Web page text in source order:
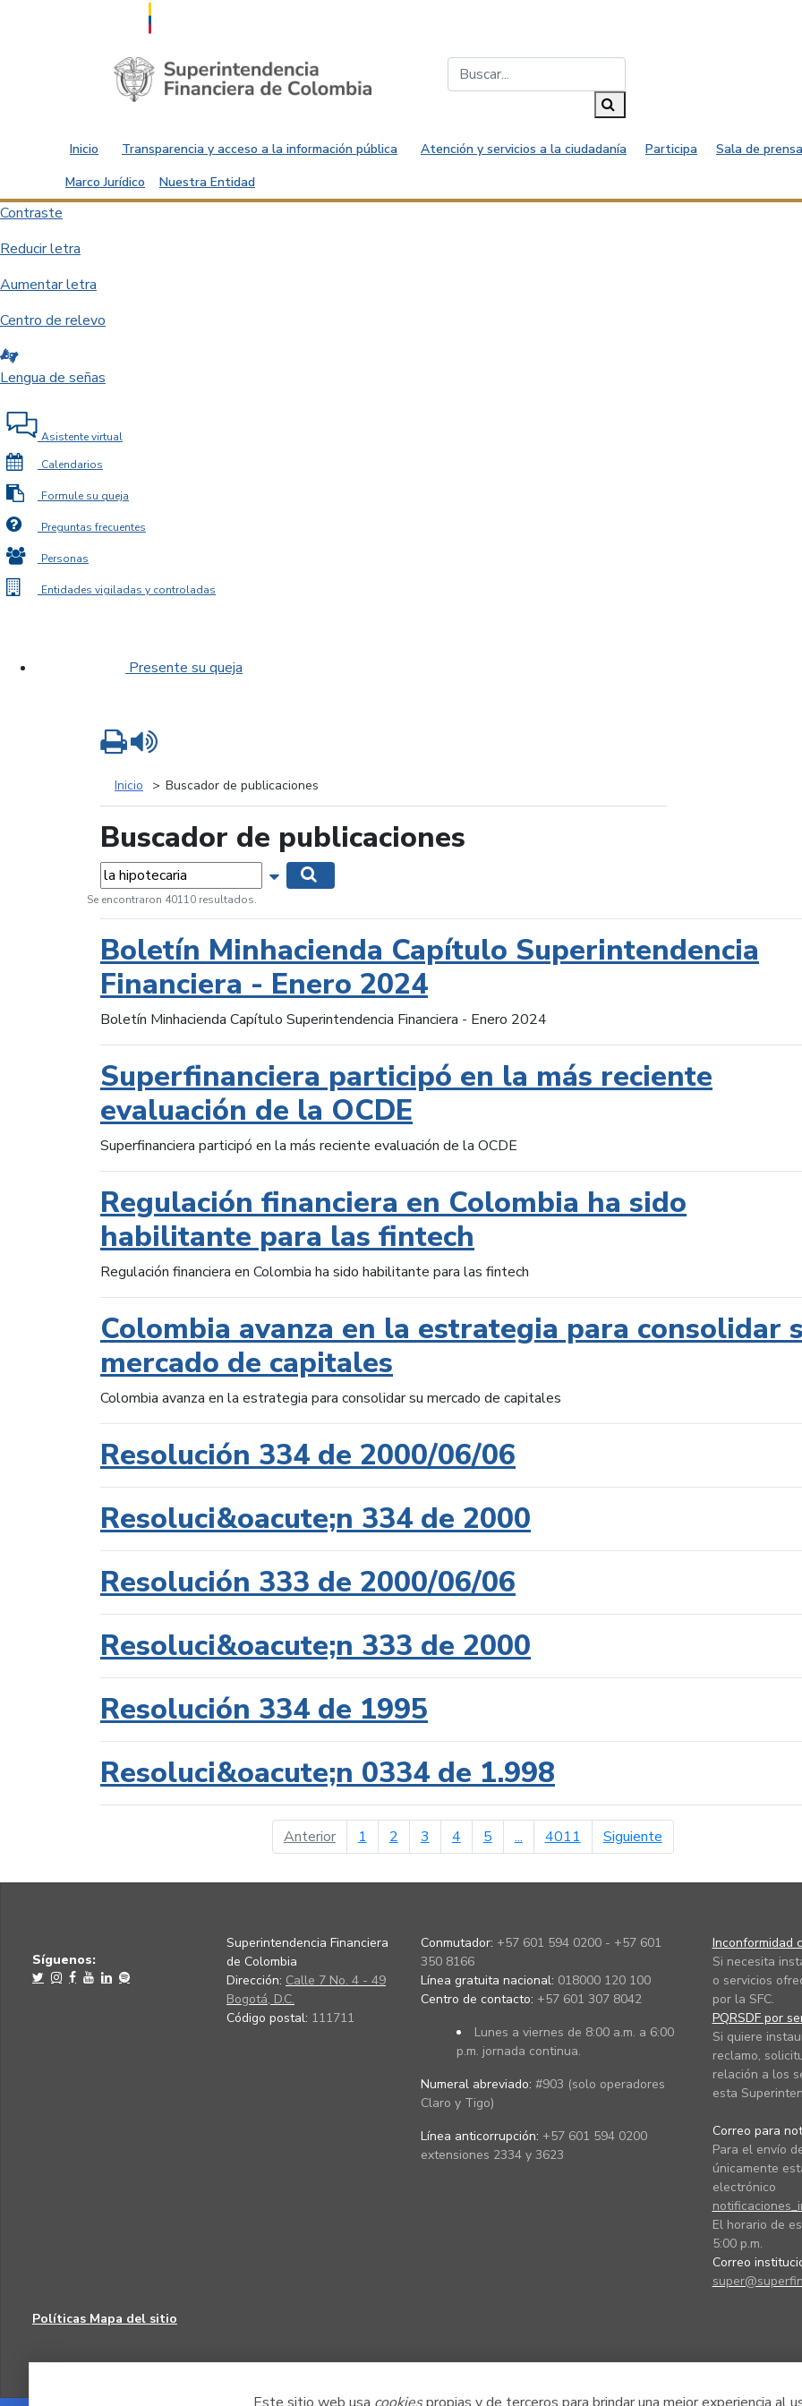
Saltar al contenido principal
Inicio Transparencia y acceso a la información pública Atención y servicios a la ciudadanía Participa
Sala de
Marco Jurídico
Nuestra Entidad
Contraste
Reducir letra
Aumentar letra
Centro de relevo
Lengua de señas
Asistente virtual
Calendarios
Formule su queja
Preguntas frecuentes
Personas
Entidades vigiladas y controladas
Presente su queja
Inicio Buscador de publicaciones
Buscador de publicaciones
Palabras... Mostrar opciones de búsqueda
Se encontraron 40110 resultados.
Boletín Minhacienda Capítulo Superintendencia
Financiera - Enero 2024
Boletín Minhacienda Capítulo Superintendencia Financiera - Enero 2024
Superfinanciera participó en la más reciente
evaluación de la OCDE
Superfinanciera participó en la más reciente evaluación de la OCDE
Regulación financiera en Colombia ha sido
habilitante para las fintech
Regulación financiera en Colombia ha sido habilitante para las fintech
Colombia avanza en la estrategia para consolidar
mercado de capitales
Colombia avanza en la estrategia para consolidar su mercado de capitales
Resolución 334 de 2000/06/06
Resoluci&oacute;n 334 de 2000
Resolución 333 de 2000/06/06
Resoluci&oacute;n 333 de 2000
Resolución 334 de 1995
Resoluci&oacute;n 0334 de 1.998
Anteriorpágina anterior
1 2 3 4 5 ... 4011 Siguientepágina siguiente
Imprimir
Síguenos:
Superintendencia Financiera
de Colombia
Dirección: Calle 7 No. 4 - 49
Bogotá, D.C.
Código postal: 111711
Conmutador: +57 601 594 0200 - +57 601
350 8166
Línea gratuita nacional: 018000 120 100
Centro de contacto: +57 601 307 8042
Lunes a viernes de 8:00 a.m. a 6:00
p.m. jornada continua.
Numeral abreviado: #903 (solo operadores
Claro y Tigo)
Línea anticorrupción: +57 601 594 0200
extensiones 2334 y 3623
Inconformidad
Si necesita
o servicios
por la SFC.
PQRSDF por
Si quiere
reclamo,
relación a los
esta
Correo para
Para el envío
únicamente
electrónico
El horario de
5:00 p.m.
Correo
Políticas Mapa del sitio